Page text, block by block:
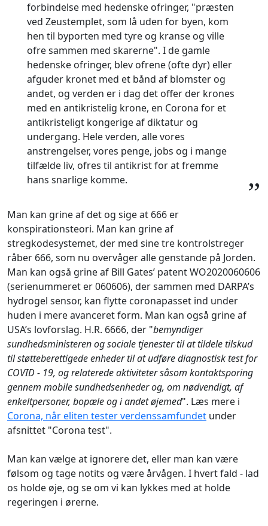
forbindelse med hedenske ofringer, "præsten
ved Zeustemplet, som lå uden for byen, kom
hen til byporten med tyre og kranse og ville
ofre sammen med skarerne". I de gamle
hedenske ofringer, blev ofrene (ofte dyr) eller
afguder kronet med et bånd af blomster og
andet, og verden er i dag det offer der krones
med en antikristelig krone, en Corona for et
antikristeligt kongerige af diktatur og
undergang. Hele verden, alle vores
anstrengelser, vores penge, jobs og i mange
tilfælde liv, ofres til antikrist for at fremme
hans snarlige komme.
”
Man kan grine af det og sige at 666 er
konspirationsteori. Man kan grine af
stregkodesystemet, der med sine tre kontrolstreger
råber 666, som nu overvåger alle genstande på Jorden.
Man kan også grine af Bill Gates’ patent WO2020060606
(serienummeret er 060606), der sammen med DARPA’s
hydrogel sensor, kan flytte coronapasset ind under
huden i mere avanceret form. Man kan også grine af
USA’s lovforslag. H.R. 6666, der "bemyndiger
sundhedsministeren og sociale tjenester til at tildele tilskud
til støtteberettigede enheder til at udføre diagnostisk test for
COVID - 19, og relaterede aktiviteter såsom kontaktsporing
gennem mobile sundhedsenheder og, om nødvendigt, af
enkeltpersoner, bopæle og i andet øjemed". Læs mere i
Corona, når eliten tester verdenssamfundet under
afsnittet "Corona test".
Man kan vælge at ignorere det, eller man kan være
følsom og tage notits og være årvågen. I hvert fald - lad
os holde øje, og se om vi kan lykkes med at holde
regeringen i ørerne.